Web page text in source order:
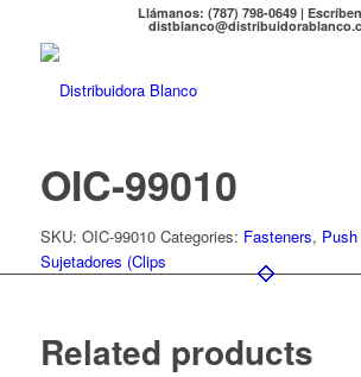
Llámanos: (787) 798-0649 |
OIC-99010
SKU: OIC-99010 Categories: Fasteners,
Sujetadores (Clips
Related products